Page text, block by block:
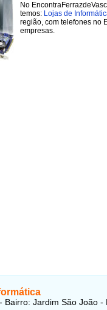
No
temos: Lojas de
região, com telefones no
empresas.
Bairro: Jardim São João -